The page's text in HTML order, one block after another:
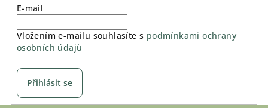
E-mail
Vložením e-mailu souhlasíte s podmínkami ochrany
osobních údajů
Přihlásit se